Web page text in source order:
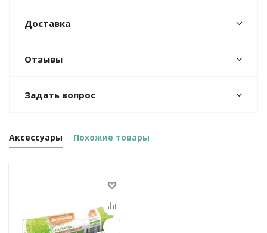
Доставка
Отзывы
Задать вопрос
Аксессуары Похожие товары